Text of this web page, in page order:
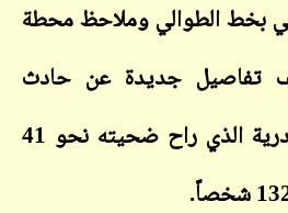
بخط الطوالي وملاحظ محطة
تفاصيل جديدة عن حادث
تصادم قطاري الإسكندرية الذي راح ضحيته نحو 41